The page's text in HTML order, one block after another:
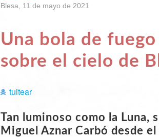
Blesa, 11 de mayo de 2021
Una bola de
sobre el cielo de
tuitear
Tan luminoso como la Luna,
Miguel Aznar Carbó desde